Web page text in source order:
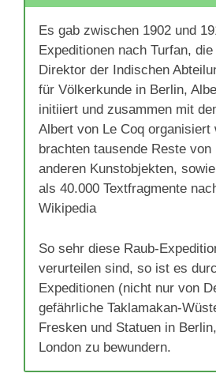
Es gab zwischen 1902 und
Expeditionen nach Turfan,
Direktor der Indischen
für Völkerkunde in Berlin,
initiiert und zusammen mit
Albert von Le Coq organisiert
brachten tausende Reste von
anderen Kunstobjekten,
als 40.000 Textfragmente
Wikipedia
So sehr diese Raub-
verurteilen sind, so ist es
Expeditionen (nicht nur von
gefährliche Taklamakan-
Fresken und Statuen in
London zu bewundern.